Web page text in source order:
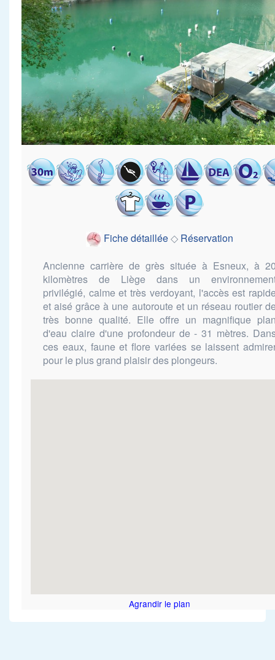
Fiche détaillée◇ Réservation
Ancienne carrière de grès située à Esneux, à
kilomètres de Liège dans un
privilégié, calme et très verdoyant, l'accès est
et aisé grâce à une autoroute et un réseau routier
très bonne qualité. Elle offre un magnifique
d'eau claire d'une profondeur de - 31 mètres.
ces eaux, faune et flore variées se laissent
pour le plus grand plaisir des plongeurs.
Agrandir le plan